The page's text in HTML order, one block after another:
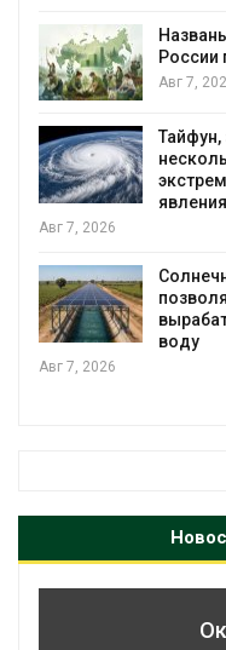
России
Авг 7,
Тайфун,
Авг 7, 2026
воду
Авг 7, 2026